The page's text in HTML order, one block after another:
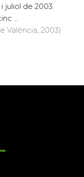
juliol de 2003.
...
València, 2003)